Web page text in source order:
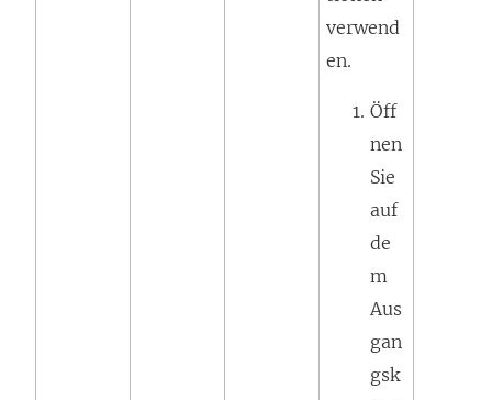
verwend
en.
Öff
nen
Sie
auf
de
m
Aus
gan
gsk